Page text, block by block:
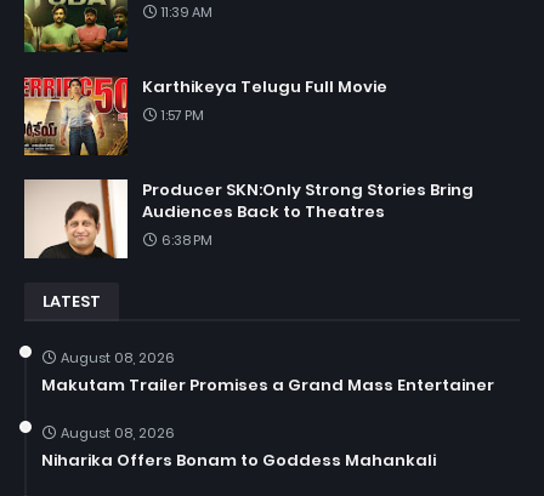
11:39 AM
Karthikeya Telugu Full Movie
1:57 PM
Producer SKN:Only Strong Stories Bring
Audiences Back to Theatres
6:38 PM
LATEST
August 08, 2026
Makutam Trailer Promises a Grand Mass Entertainer
August 08, 2026
Niharika Offers Bonam to Goddess Mahankali